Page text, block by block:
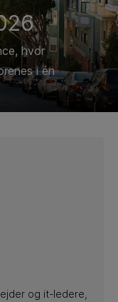
hvor
i én
og it-ledere,